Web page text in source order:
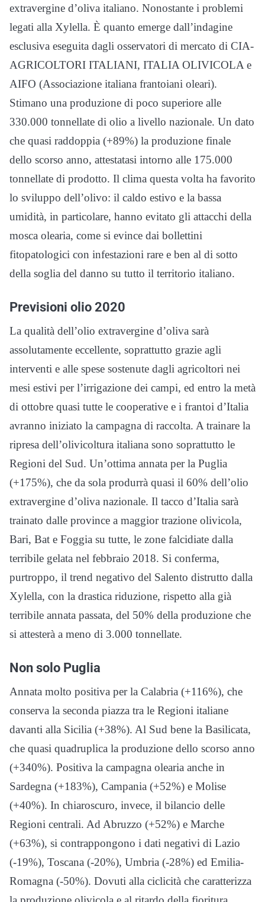
extravergine d’oliva italiano. Nonostante i problemi
legati alla Xylella. È quanto emerge dall’indagine
esclusiva eseguita dagli osservatori di mercato di CIA-
AGRICOLTORI ITALIANI, ITALIA OLIVICOLA e
AIFO (Associazione italiana frantoiani oleari).
Stimano una produzione di poco superiore alle
330.000 tonnellate di olio a livello nazionale. Un dato
che quasi raddoppia (+89%) la produzione finale
dello scorso anno, attestatasi intorno alle 175.000
tonnellate di prodotto. Il clima questa volta ha favorito
lo sviluppo dell’olivo: il caldo estivo e la bassa
umidità, in particolare, hanno evitato gli attacchi della
mosca olearia, come si evince dai bollettini
fitopatologici con infestazioni rare e ben al di sotto
della soglia del danno su tutto il territorio italiano.
Previsioni olio 2020
La qualità dell’olio extravergine d’oliva sarà
assolutamente eccellente, soprattutto grazie agli
interventi e alle spese sostenute dagli agricoltori nei
mesi estivi per l’irrigazione dei campi, ed entro la metà
di ottobre quasi tutte le cooperative e i frantoi d’Italia
avranno iniziato la campagna di raccolta. A trainare la
ripresa dell’olivicoltura italiana sono soprattutto le
Regioni del Sud. Un’ottima annata per la Puglia
(+175%), che da sola produrrà quasi il 60% dell’olio
extravergine d’oliva nazionale. Il tacco d’Italia sarà
trainato dalle province a maggior trazione olivicola,
Bari, Bat e Foggia su tutte, le zone falcidiate dalla
terribile gelata nel febbraio 2018. Si conferma,
purtroppo, il trend negativo del Salento distrutto dalla
Xylella, con la drastica riduzione, rispetto alla già
terribile annata passata, del 50% della produzione che
si attesterà a meno di 3.000 tonnellate.
Non solo Puglia
Annata molto positiva per la Calabria (+116%), che
conserva la seconda piazza tra le Regioni italiane
davanti alla Sicilia (+38%). Al Sud bene la Basilicata,
che quasi quadruplica la produzione dello scorso anno
(+340%). Positiva la campagna olearia anche in
Sardegna (+183%), Campania (+52%) e Molise
(+40%). In chiaroscuro, invece, il bilancio delle
Regioni centrali. Ad Abruzzo (+52%) e Marche
(+63%), si contrappongono i dati negativi di Lazio
(-19%), Toscana (-20%), Umbria (-28%) ed Emilia-
Romagna (-50%). Dovuti alla ciclicità che caratterizza